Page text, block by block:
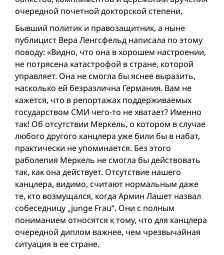
очередной почетной докторской степени.
Бывший политик и правозащитник, а ныне
публицист Вера Ленгсфельд написала по этому
поводу: «Видно, что она в хорошем настроении,
не потрясена катастрофой в стране, которой
управляет. Она не смогла бы яснее выразить,
насколько ей безразлична Германия. Вам не
кажется, что в репортажах поддерживаемых
государством СМИ чего-то не хватает? Именно
так! Об отсутствии Меркель, о котором в случае
любого другого канцлера уже били бы в набат,
практически не упоминается. Без этого
раболепия Меркель не смогла бы действовать
так, как она действует. Отсутствие нашего
канцлера, видимо, считают нормальным даже
те, кто возмущался, когда Армин Лашет назвал
собеседницу „junge Frau“. Они с полным
пониманием относятся к тому, что для канцлера
очередной диплом важнее, чем чрезвычайная
ситуация в ее стране.